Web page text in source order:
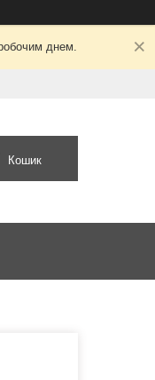
днем.
Кошик